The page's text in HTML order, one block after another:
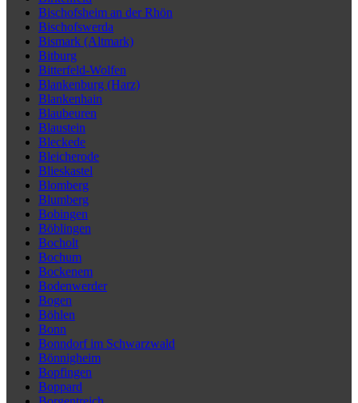
Bischofsheim an der Rhön
Bischofswerda
Bismark (Altmark)
Bitburg
Bitterfeld-Wolfen
Blankenburg (Harz)
Blankenhain
Blaubeuren
Blaustein
Bleckede
Bleicherode
Blieskastel
Blomberg
Blumberg
Bobingen
Böblingen
Bocholt
Bochum
Bockenem
Bodenwerder
Bogen
Böhlen
Bonn
Bonndorf im Schwarzwald
Bönnigheim
Bopfingen
Boppard